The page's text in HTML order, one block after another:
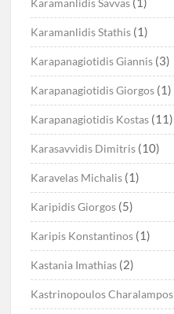
Karamanlidis Savvas
Karamanlidis Stathis (1)
Karapanagiotidis Giannis (3)
Karapanagiotidis Giorgos (1)
Karapanagiotidis Kostas (11)
Karasavvidis Dimitris (10)
Karavelas Michalis (1)
Karipidis Giorgos (5)
Karipis Konstantinos (1)
Kastania Imathias (2)
Kastrinopoulos Charalampos